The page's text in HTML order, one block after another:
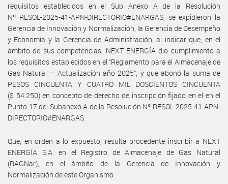
requisitos establecidos en el Sub Anexo A de la Resolución
Nº RESOL-2025-41-APN-DIRECTORIO#ENARGAS, se expidieron la
Gerencia de Innovación y Normalización, la Gerencia de Desempeño
y Economía y la Gerencia de Administración, al indicar que, en el
ámbito de sus competencias, NEXT ENERGÍA dio cumplimiento a
los requisitos establecidos en el “Reglamento para el Almacenaje de
Gas Natural – Actualización año 2025”, y que abonó la suma de
PESOS CINCUENTA Y CUATRO MIL DOSCIENTOS CINCUENTA
($ 54.250) en concepto de derecho de inscripción fijado en el en el
Punto 17 del Subanexo A de la Resolución Nº RESOL-2025-41-APN-
DIRECTORIO#ENARGAS.
Que, en orden a lo expuesto, resulta procedente inscribir a NEXT
ENERGÍA S.A. en el Registro de Almacenaje de Gas Natural
(RAGNar), en el ámbito de la Gerencia de Innovación y
Normalización de este Organismo.